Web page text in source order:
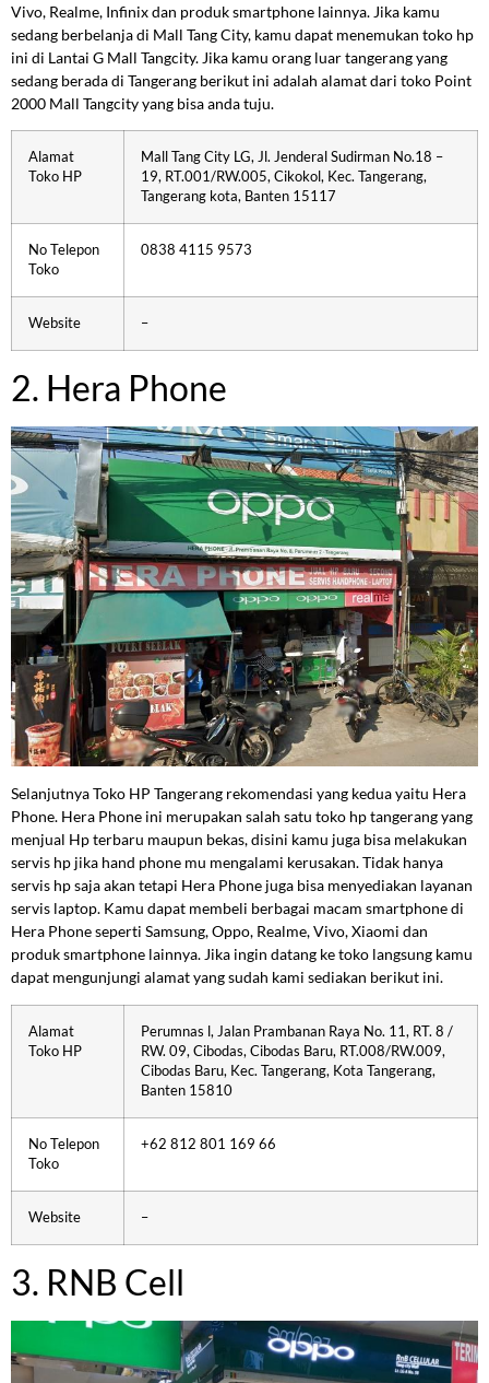
Vivo, Realme, Infinix dan produk smartphone lainnya. Jika kamu
sedang berbelanja di Mall Tang City, kamu dapat menemukan toko hp
ini di Lantai G Mall Tangcity. Jika kamu orang luar tangerang yang
sedang berada di Tangerang berikut ini adalah alamat dari toko Point
2000 Mall Tangcity yang bisa anda tuju.
Alamat
Toko HP
Mall Tang City LG, Jl. Jenderal Sudirman No.18 –
19, RT.001/RW.005, Cikokol, Kec. Tangerang,
Tangerang kota, Banten 15117
No Telepon
Toko
0838 4115 9573
Website –
2. Hera Phone
Selanjutnya Toko HP Tangerang rekomendasi yang kedua yaitu Hera
Phone. Hera Phone ini merupakan salah satu toko hp tangerang yang
menjual Hp terbaru maupun bekas, disini kamu juga bisa melakukan
servis hp jika hand phone mu mengalami kerusakan. Tidak hanya
servis hp saja akan tetapi Hera Phone juga bisa menyediakan layanan
servis laptop. Kamu dapat membeli berbagai macam smartphone di
Hera Phone seperti Samsung, Oppo, Realme, Vivo, Xiaomi dan
produk smartphone lainnya. Jika ingin datang ke toko langsung kamu
dapat mengunjungi alamat yang sudah kami sediakan berikut ini.
Alamat
Toko HP
Perumnas l, Jalan Prambanan Raya No. 11, RT. 8 /
RW. 09, Cibodas, Cibodas Baru, RT.008/RW.009,
Cibodas Baru, Kec. Tangerang, Kota Tangerang,
Banten 15810
No Telepon
Toko
+62 812 801 169 66
Website –
3. RNB Cell